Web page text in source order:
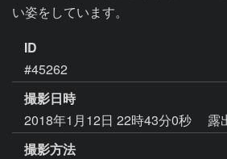
い姿をしています。
ID
#45262
撮影日時
2018年1月12日 22時43分0秒
露
撮影方法